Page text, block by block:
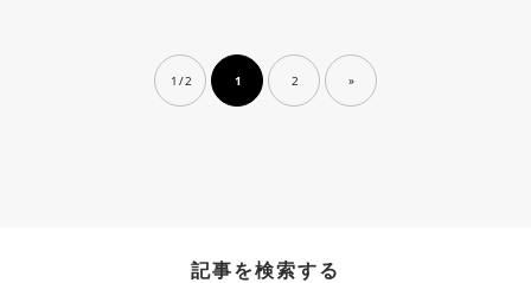
1 / 2 1 2 »
記事を検索する